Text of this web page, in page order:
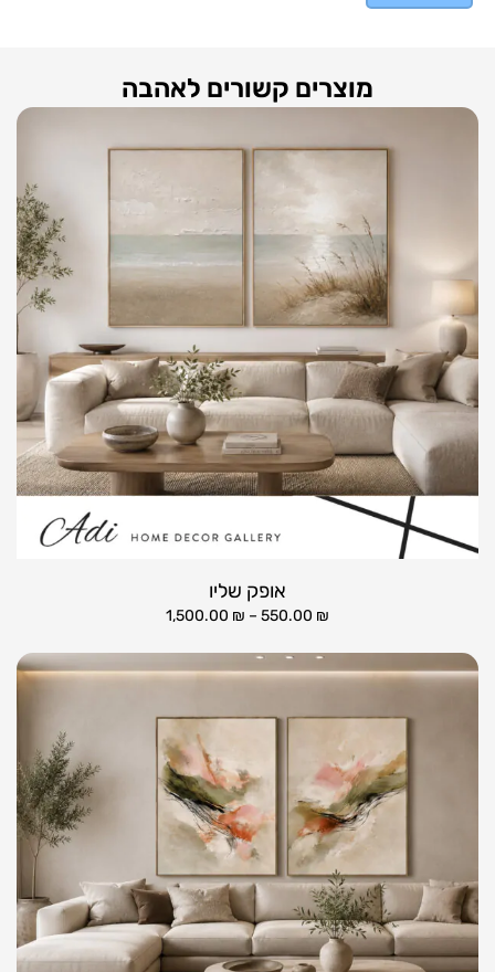
מוצרים קשורים לאהבה
אופק שליו
550.00 ₪
–
1,500.00 ₪